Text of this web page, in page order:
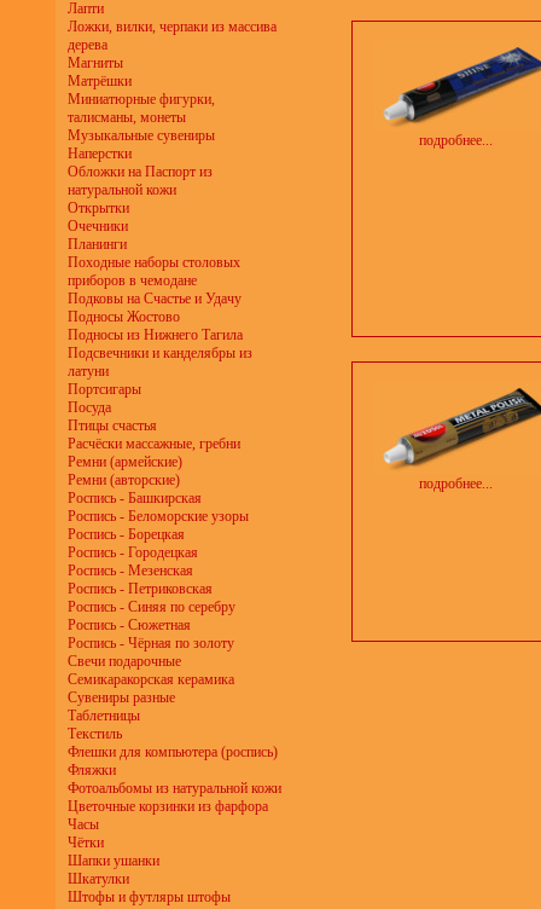
Лапти
Ложки, вилки, черпаки из массива
дерева
Магниты
Матрёшки
Миниатюрные фигурки,
талисманы, монеты
Музыкальные сувениры
Наперстки
Обложки на Паспорт из
натуральной кожи
Открытки
Очечники
Планинги
Походные наборы столовых
приборов в чемодане
Подковы на Счастье и Удачу
Подносы Жостово
Подносы из Нижнего Тагила
Подсвечники и канделябры из
латуни
Портсигары
Посуда
Птицы счастья
Расчёски массажные, гребни
Ремни (армейские)
Ремни (авторские)
Роспись - Башкирская
Роспись - Беломорские узоры
Роспись - Борецкая
Роспись - Городецкая
Роспись - Мезенская
Роспись - Петриковская
Роспись - Синяя по серебру
Роспись - Сюжетная
Роспись - Чёрная по золоту
Свечи подарочные
Семикаракорская керамика
Сувениры разные
Таблетницы
Текстиль
Флешки для компьютера (роспись)
Фляжки
Фотоальбомы из натуральной кожи
Цветочные корзинки из фарфора
Часы
Чётки
Шапки ушанки
Шкатулки
Штофы и футляры штофы
подробнее...
подробнее...